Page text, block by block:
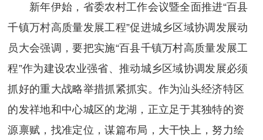
新年伊始，省委农村工作会议暨全面推进“百县
千镇万村高质量发展工程”促进城乡区域协调发展动
员大会强调，要把实施“百县千镇万村高质量发展工
程”作为建设农业强省、推动城乡区域协调发展必须
抓好的重大战略举措抓紧抓实。作为汕头经济特区
的发祥地和中心城区的龙湖，正立足于其独特的资
源禀赋，找准定位，谋篇布局，大干快上，努力绘